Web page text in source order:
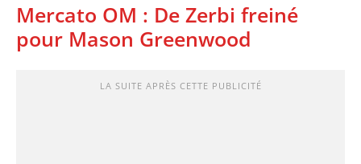
Mercato OM : De Zerbi freiné
pour Mason Greenwood
LA SUITE APRÈS CETTE PUBLICITÉ